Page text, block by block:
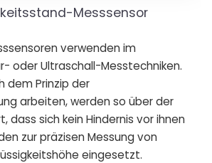
Messsensor
verwenden im
oder Ultraschall-Messtechniken.
dem Prinzip der
arbeiten, werden so über der
dass sich kein Hindernis vor ihnen
zur präzisen Messung von
eingesetzt.